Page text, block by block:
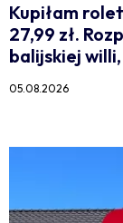
Kupiłam
27,99 zł.
balijskiej
05.08.2026